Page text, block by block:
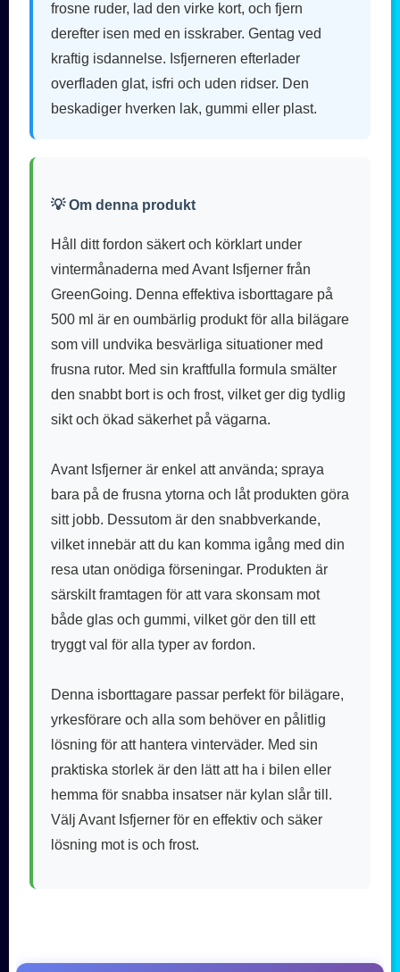
frosne ruder, lad den virke kort, och fjern
derefter isen med en isskraber. Gentag ved
kraftig isdannelse. Isfjerneren efterlader
overfladen glat, isfri och uden ridser. Den
beskadiger hverken lak, gummi eller plast.
💡 Om denna produkt
Håll ditt fordon säkert och körklart under
vintermånaderna med Avant Isfjerner från
GreenGoing. Denna effektiva isborttagare på
500 ml är en oumbärlig produkt för alla bilägare
som vill undvika besvärliga situationer med
frusna rutor. Med sin kraftfulla formula smälter
den snabbt bort is och frost, vilket ger dig tydlig
sikt och ökad säkerhet på vägarna.
Avant Isfjerner är enkel att använda; spraya
bara på de frusna ytorna och låt produkten göra
sitt jobb. Dessutom är den snabbverkande,
vilket innebär att du kan komma igång med din
resa utan onödiga förseningar. Produkten är
särskilt framtagen för att vara skonsam mot
både glas och gummi, vilket gör den till ett
tryggt val för alla typer av fordon.
Denna isborttagare passar perfekt för bilägare,
yrkesförare och alla som behöver en pålitlig
lösning för att hantera vinterväder. Med sin
praktiska storlek är den lätt att ha i bilen eller
hemma för snabba insatser när kylan slår till.
Välj Avant Isfjerner för en effektiv och säker
lösning mot is och frost.